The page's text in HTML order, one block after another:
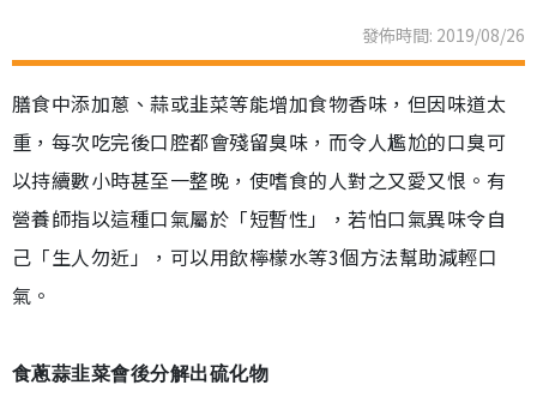
發佈時間: 2019/08/26
膳食中添加蔥、蒜或韭菜等能增加食物香味，但因味道太
重，每次吃完後口腔都會殘留臭味，而令人尷尬的口臭可
以持續數小時甚至一整晚，使嗜食的人對之又愛又恨。有
營養師指以這種口氣屬於「短暫性」，若怕口氣異味令自
己「生人勿近」，可以用飲檸檬水等3個方法幫助減輕口
氣。
食蔥蒜韭菜會後分解出硫化物